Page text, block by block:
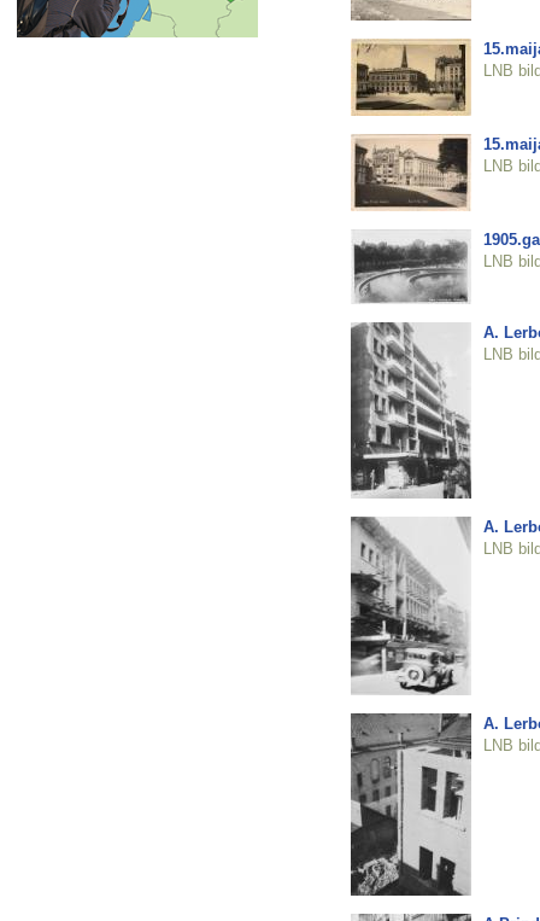
LNB
LNB
LNB
A.
LNB
A.
LNB
A.
LNB